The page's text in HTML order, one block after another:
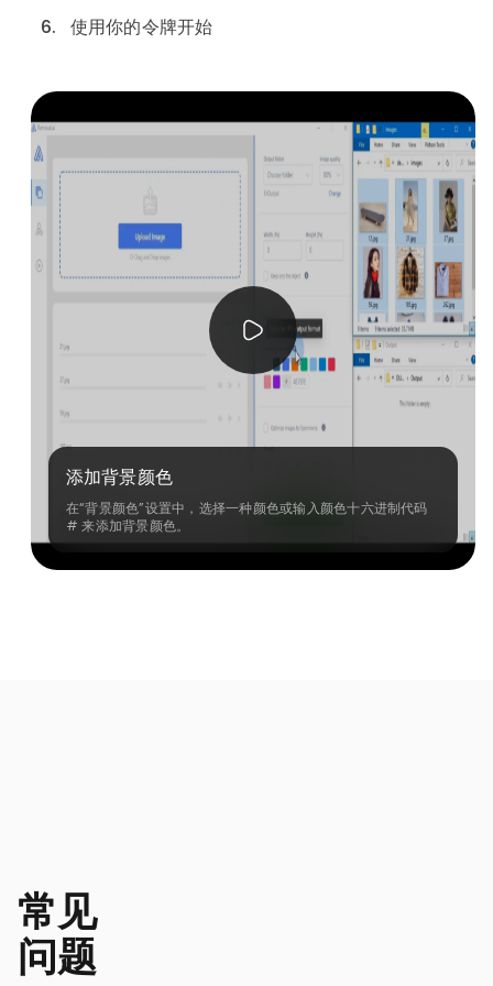
6. 使用你的令牌开始
添加背景颜色
在“背景颜色”设置中，选择一种颜色或输入颜色十六进制代码
# 来添加背景颜色。
常见
问题